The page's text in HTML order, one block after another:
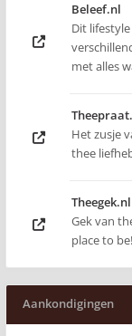
Beleef.nl
Dit
met alles
Het zusje
thee
Theegek.nl
Gek van
place to be!
Aankondigingen